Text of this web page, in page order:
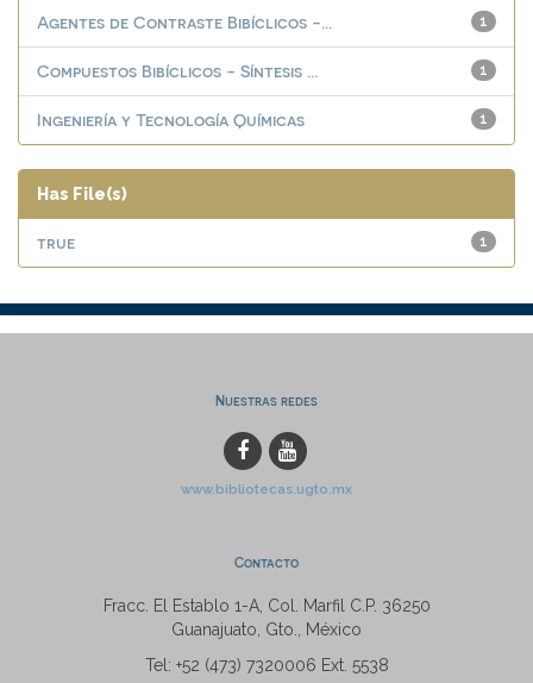
1
Agentes de Contraste Bibíclicos -...
1
Compuestos Bibíclicos - Síntesis ...
1
Ingeniería y Tecnología Químicas
Has File(s)
1
true
Nuestras redes
www.bibliotecas.ugto.mx
Contacto
Fracc. El Establo 1-A, Col. Marfil C.P. 36250
Guanajuato, Gto., México
Tel: +52 (473) 7320006 Ext. 5538